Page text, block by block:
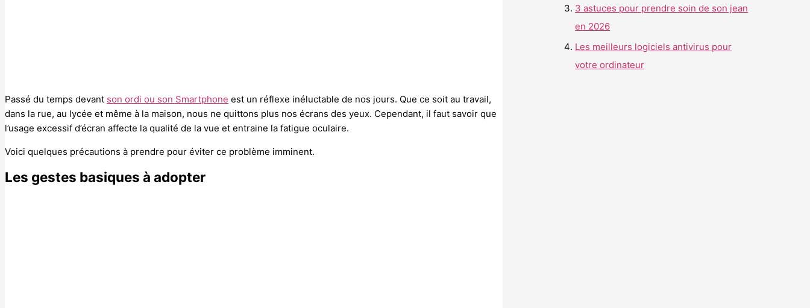
Passé du temps devant son ordi ou son Smartphone est un réflexe inéluctable de nos jours. Que ce soit au travail,
dans la rue, au lycée et même à la maison, nous ne quittons plus nos écrans des yeux. Cependant, il faut savoir que
l’usage excessif d’écran affecte la qualité de la vue et entraine la fatigue oculaire.
Voici quelques précautions à prendre pour éviter ce problème imminent.
Les gestes basiques à adopter
3 astuces pour prendre soin de son jean
en 2026
Les meilleurs logiciels antivirus pour
votre ordinateur